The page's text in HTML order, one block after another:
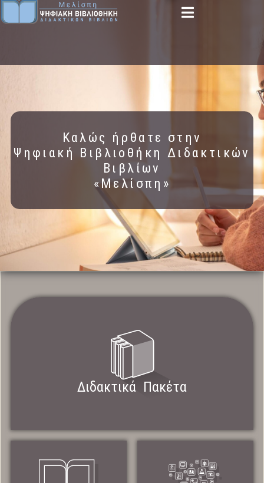
Καλώς ήρθατε στην
Ψηφιακή Βιβλιοθήκη Διδακτικών
Βιβλίων
«Μελίσπη»
Διδακτικά Πακέτα